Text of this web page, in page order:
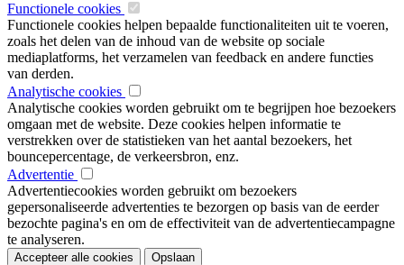
Functionele cookies
Functionele cookies helpen bepaalde functionaliteiten uit te voeren,
zoals het delen van de inhoud van de website op sociale
mediaplatforms, het verzamelen van feedback en andere functies
van derden.
Analytische cookies
Analytische cookies worden gebruikt om te begrijpen hoe bezoekers
omgaan met de website. Deze cookies helpen informatie te
verstrekken over de statistieken van het aantal bezoekers, het
bouncepercentage, de verkeersbron, enz.
Advertentie
Advertentiecookies worden gebruikt om bezoekers
gepersonaliseerde advertenties te bezorgen op basis van de eerder
bezochte pagina's en om de effectiviteit van de advertentiecampagne
te analyseren.
Accepteer alle cookies Opslaan